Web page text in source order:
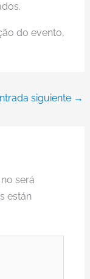
do evento,
siguiente →
será
están